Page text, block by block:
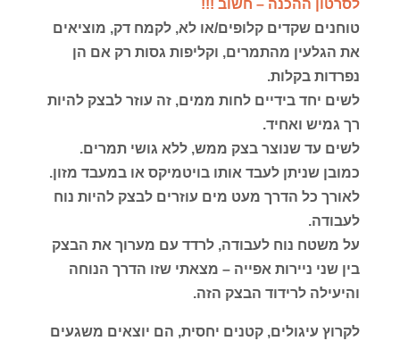
לסרטון ההכנה – חשוב !!!
טוחנים שקדים קלופים/או לא, לקמח דק, מוציאים
את הגלעין מהתמרים, וקליפות גסות רק אם הן
נפרדות בקלות.
לשים יחד בידיים לחות ממים, זה עוזר לבצק להיות
רך גמיש ואחיד.
לשים עד שנוצר בצק ממש, ללא גושי תמרים.
כמובן שניתן לעבד אותו בויטמיקס או במעבד מזון.
לאורך כל הדרך מעט מים עוזרים לבצק להיות נוח
לעבודה.
על משטח נוח לעבודה, לרדד עם מערוך את הבצק
בין שני ניירות אפייה – מצאתי שזו הדרך הנוחה
והיעילה לרידוד הבצק הזה.
לקרוץ עיגולים, קטנים יחסית, הם יוצאים משגעים